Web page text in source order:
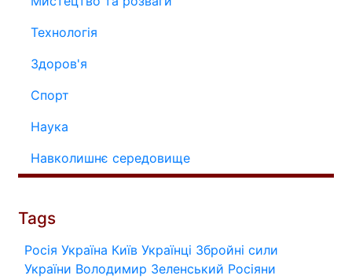
Технологія
Здоров'я
Спорт
Наука
Навколишнє середовище
Tags
Росія Україна Київ Українці Збройні сили
України Володимир Зеленський Росіяни